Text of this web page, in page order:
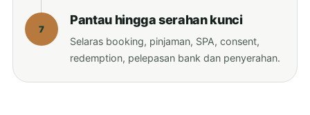
7
Pantau hingga serahan kunci
Selaras booking, pinjaman, SPA, consent,
redemption, pelepasan bank dan penyerahan.